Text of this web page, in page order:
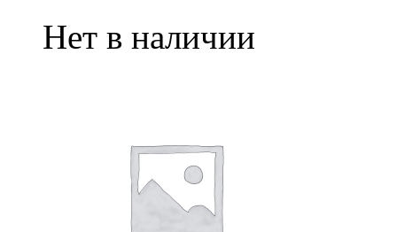
Нет в наличии